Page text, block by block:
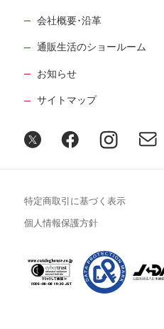
会社概要･沿革
通販生活のショールーム
お知らせ
サイトマップ
特定商取引に基づく表示
個人情報保護方針